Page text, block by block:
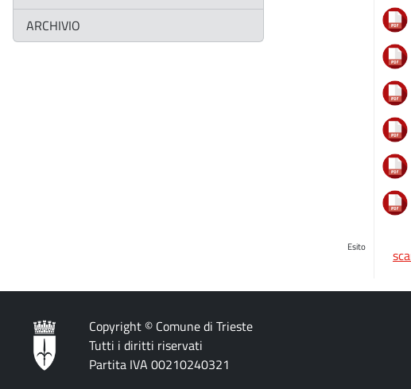
ARCHIVIO
Esito
Copyright © Comune di Trieste
Tutti i diritti riservati
Partita IVA 00210240321